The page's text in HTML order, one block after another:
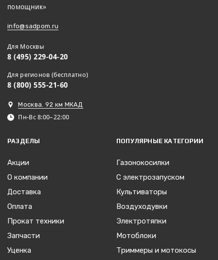
помощник»
info@sadpom.ru
Для Москвы
8 (495) 229-04-20
Для регионов (бесплатно)
8 (800) 555-21-60
Москва. 92 км МКАД
Пн-Вс 8:00–22:00
РАЗДЕЛЫ
Акции
О компании
Доставка
Оплата
Прокат техники
Запчасти
Уценка
ПОПУЛЯРНЫЕ КАТЕГОРИИ
Газонокосилки
С электрозапуском
Культиваторы
Воздуходувки
Электротяпки
Мотоблоки
Триммеры и мотокосы